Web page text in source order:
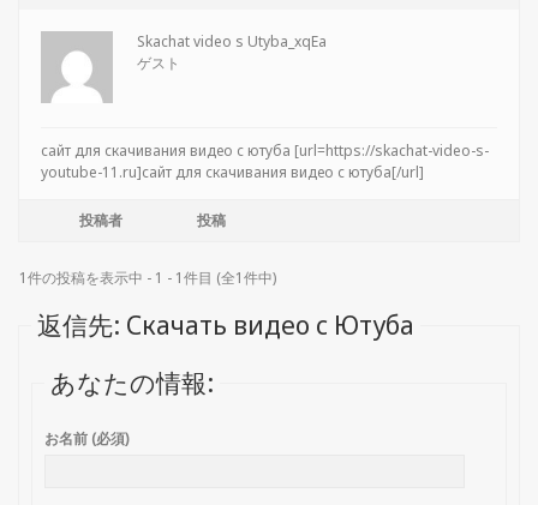
Skachat video s Utyba_xqEa
ゲスト
сайт для скачивания видео с ютуба [url=https://skachat-video-s-
youtube-11.ru]сайт для скачивания видео с ютуба[/url]
投稿者 投稿
1件の投稿を表示中 - 1 - 1件目 (全1件中)
返信先: Скачать видео с Ютуба
あなたの情報:
お名前 (必須)